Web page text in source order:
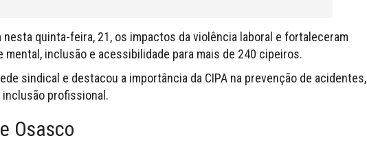
quinta-feira, 21, os impactos da violência laboral e fortaleceram
inclusão e acessibilidade para mais de 240 cipeiros.
sindical e destacou a importância da CIPA na prevenção de acidentes,
profissional.
Osasco